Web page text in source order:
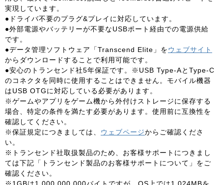
実現しています。
●ドライバ不要のプラグ&プレイに対応しています。
●外部電源やバッテリーが不要なUSBポート経由での電源供給
です。
●データ管理ソフトウェア「Transcend Elite」をウェブサイト
からダウンロードすることで利用可能です。
●安心のトランセンド社5年保証です。※USB Type-AとType-C
のコネクタを同時に使用することはできません。モバイル機器
はUSB OTGに対応している必要があります。
※ゲームやアプリをゲーム機から外付けストレージに保存する
場合、特定の条件を満たす必要があります。使用前に互換性を
確認してください。
※保証規定につきましては、 ウェブページからご確認くださ
い。
※トランセンド社取扱製品のため、お客様サポートにつきまし
ては下記「トランセンド製品のお客様サポートについて」をご
確認ください。